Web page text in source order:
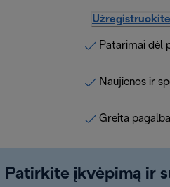
Patarimai dėl
Naujienos ir
Greita pagalba
Patirkite įkvėpimą ir